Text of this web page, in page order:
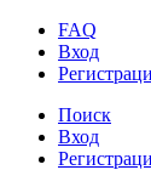
FAQ
Вход
Поиск
Вход